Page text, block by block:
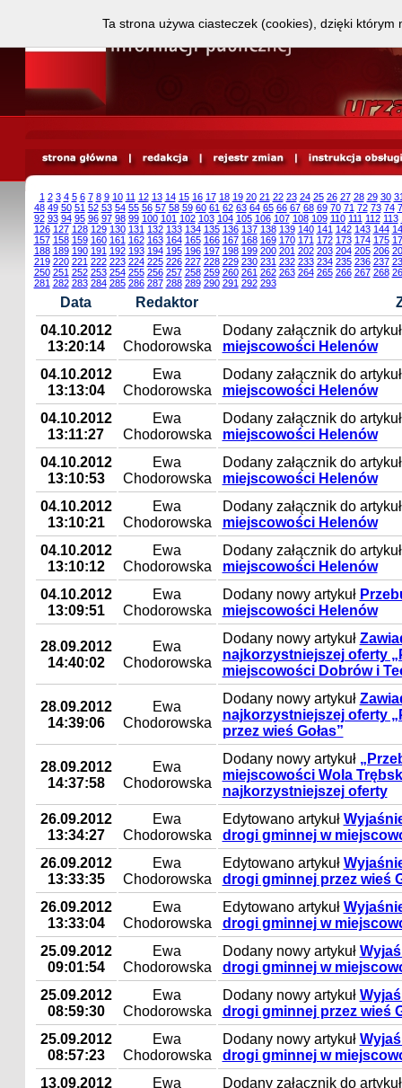
1 2 3 4 5 6 7 8 9 10 11 12 13 14 15 16 17 18 19 20 21 22 23 24 25 26 27 28 29 30
48 49 50 51 52 53 54 55 56 57 58 59 60 61 62 63 64 65 66 67 68 69 70 71 72 73 74
92 93 94 95 96 97 98 99 100 101 102 103 104 105 106 107 108 109 110 111 112 113
126 127 128 129 130 131 132 133 134 135 136 137 138 139 140 141 142 143 144
157 158 159 160 161 162 163 164 165 166 167 168 169 170 171 172 173 174 175
188 189 190 191 192 193 194 195 196 197 198 199 200 201 202 203 204 205 206
219 220 221 222 223 224 225 226 227 228 229 230 231 232 233 234 235 236 237
250 251 252 253 254 255 256 257 258 259 260 261 262 263 264 265 266 267 268
281 282 283 284 285 286 287 288 289 290 291 292 293
Data Redaktor
04.10.2012
13:20:14
Ewa
Chodorowska
Dodany załącznik do
miejscowości Helenów
04.10.2012
13:13:04
Ewa
Chodorowska
Dodany załącznik do
miejscowości Helenów
04.10.2012
13:11:27
Ewa
Chodorowska
Dodany załącznik do
miejscowości Helenów
04.10.2012
13:10:53
Ewa
Chodorowska
Dodany załącznik do
miejscowości Helenów
04.10.2012
13:10:21
Ewa
Chodorowska
Dodany załącznik do
miejscowości Helenów
04.10.2012
13:10:12
Ewa
Chodorowska
Dodany załącznik do
miejscowości Helenów
04.10.2012
13:09:51
Ewa
Chodorowska
Dodany nowy artykuł
miejscowości Helenów
28.09.2012
14:40:02
Ewa
Chodorowska
Dodany nowy artykuł
najkorzystniejszej oferty
miejscowości Dobrów i
28.09.2012
14:39:06
Ewa
Chodorowska
Dodany nowy artykuł
najkorzystniejszej oferty
przez wieś Gołas”
28.09.2012
14:37:58
Ewa
Chodorowska
Dodany nowy artykuł
miejscowości Wola
najkorzystniejszej oferty
26.09.2012
13:34:27
Ewa
Chodorowska
Edytowano artykuł
drogi gminnej w
26.09.2012
13:33:35
Ewa
Chodorowska
Edytowano artykuł
drogi gminnej przez wieś
26.09.2012
13:33:04
Ewa
Chodorowska
Edytowano artykuł
drogi gminnej w
25.09.2012
09:01:54
Ewa
Chodorowska
Dodany nowy artykuł
drogi gminnej w
25.09.2012
08:59:30
Ewa
Chodorowska
Dodany nowy artykuł
drogi gminnej przez wieś
25.09.2012
08:57:23
Ewa
Chodorowska
Dodany nowy artykuł
drogi gminnej w
13.09.2012
Ewa
Dodany załącznik do
Ta strona używa ciasteczek (cookies), dzięki którym